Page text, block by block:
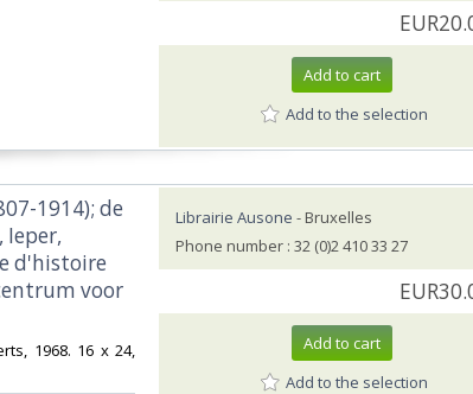
Add to cart
Add to the selection
1914); de
Ieper,
d'histoire
voor
1968. 16 x 24,
Librairie Ausone - Bruxelles
Phone number : 32 (0)2 410 33 27
Add to cart
Add to the selection